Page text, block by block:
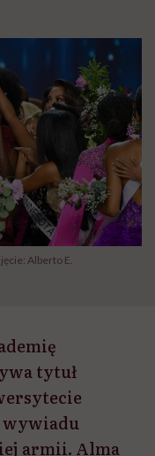
Alberto E.
tytuł
wywiadu
armii. Alma